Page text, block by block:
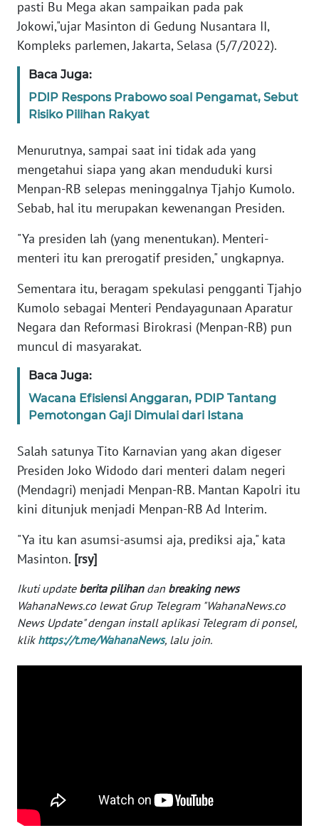
pasti Bu Mega akan sampaikan pada pak
Jokowi,"ujar Masinton di Gedung Nusantara II,
Kompleks parlemen, Jakarta, Selasa (5/7/2022).
Baca Juga:
PDIP Respons Prabowo soal Pengamat, Sebut
Risiko Pilihan Rakyat
Menurutnya, sampai saat ini tidak ada yang
mengetahui siapa yang akan menduduki kursi
Menpan-RB selepas meninggalnya Tjahjo Kumolo.
Sebab, hal itu merupakan kewenangan Presiden.
"Ya presiden lah (yang menentukan). Menteri-
menteri itu kan prerogatif presiden," ungkapnya.
Sementara itu, beragam spekulasi pengganti Tjahjo
Kumolo sebagai Menteri Pendayagunaan Aparatur
Negara dan Reformasi Birokrasi (Menpan-RB) pun
muncul di masyarakat.
Baca Juga:
Wacana Efisiensi Anggaran, PDIP Tantang
Pemotongan Gaji Dimulai dari Istana
Salah satunya Tito Karnavian yang akan digeser
Presiden Joko Widodo dari menteri dalam negeri
(Mendagri) menjadi Menpan-RB. Mantan Kapolri itu
kini ditunjuk menjadi Menpan-RB Ad Interim.
"Ya itu kan asumsi-asumsi aja, prediksi aja," kata
Masinton. [rsy]
Ikuti update berita pilihandan breaking news
WahanaNews.co lewat Grup Telegram "WahanaNews.co
News Update" dengan install aplikasi Telegram di ponsel,
klik https://t.me/WahanaNews, lalu join.
IKLAN
TENTANG
PEDOMAN
SIBER
REDAKSI
DISCLAIMER
Wahana
News
Regional
SUMUT
WN
WN
JABAR
BANTEN
NTT
WN
KEPRI
RIAU